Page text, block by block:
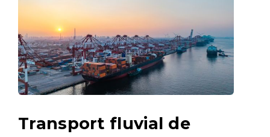
Transport fluvial de